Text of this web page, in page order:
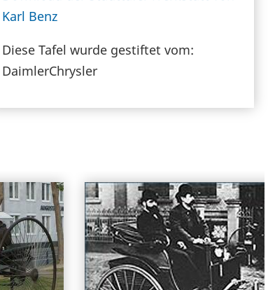
Karl Benz
Diese Tafel wurde gestiftet vom:
DaimlerChrysler